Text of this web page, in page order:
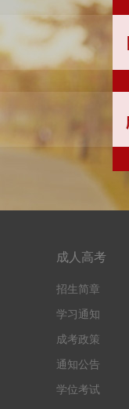
成人高考
招生简章
学习通知
成考政策
通知公告
学位考试